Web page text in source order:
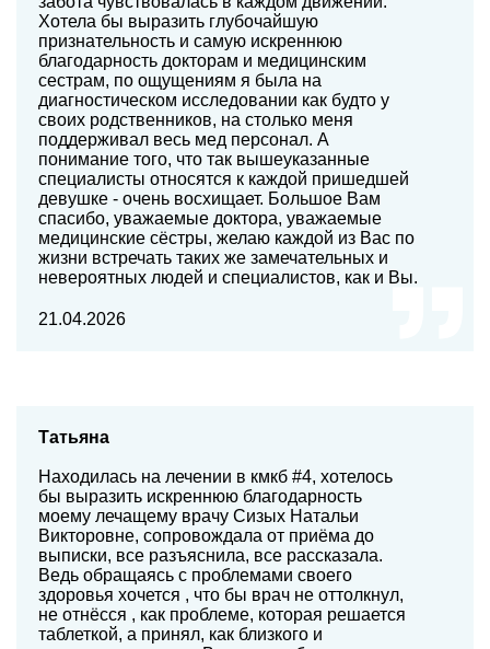
Хотела бы выразить глубочайшую
признательность и самую искреннюю
благодарность докторам и медицинским
сестрам, по ощущениям я была на
диагностическом исследовании как будто у
своих родственников, на столько меня
поддерживал весь мед персонал. А
понимание того, что так вышеуказанные
специалисты относятся к каждой пришедшей
девушке - очень восхищает. Большое Вам
спасибо, уважаемые доктора, уважаемые
медицинские сёстры, желаю каждой из Вас по
жизни встречать таких же замечательных и
невероятных людей и специалистов, как и Вы.
21.04.2026
Татьяна
Находилась на лечении в кмкб #4, хотелось
бы выразить искреннюю благодарность
моему лечащему врачу Сизых Натальи
Викторовне, сопровождала от приёма до
выписки, все разъяснила, все рассказала.
Ведь обращаясь с проблемами своего
здоровья хочется , что бы врач не оттолкнул,
не отнёсся , как проблеме, которая решается
таблеткой, а принял, как близкого и